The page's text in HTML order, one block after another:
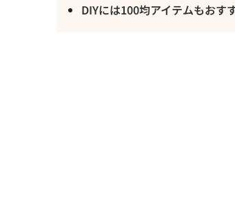
DIYには100均アイテムもおす